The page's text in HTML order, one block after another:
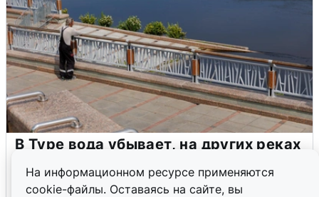
На информационном ресурсе применяются
cookie-файлы. Оставаясь на сайте, вы
В Туре вода убывает, на других реках
4 августа 0